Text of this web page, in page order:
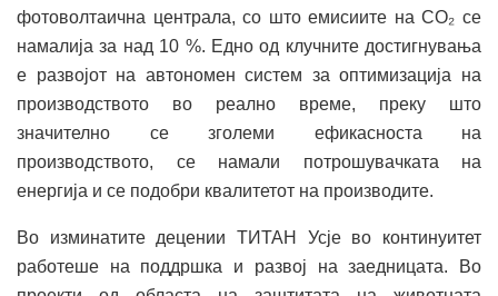
фотоволтаична централа, со што емисиите на CO₂ се
намалија за над 10 %. Едно од клучните достигнувања
е развојот на автономен систем за оптимизација на
производството во реално време, преку што
значително се зголеми ефикасноста на
производството, се намали потрошувачката на
енергија и се подобри квалитетот на производите.
Во изминатите децении ТИТАН Усје во континуитет
работеше на поддршка и развој на заедницата. Во